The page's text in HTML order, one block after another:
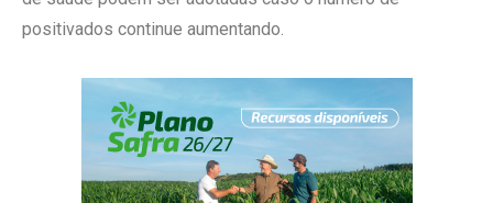
positivados continue aumentando.